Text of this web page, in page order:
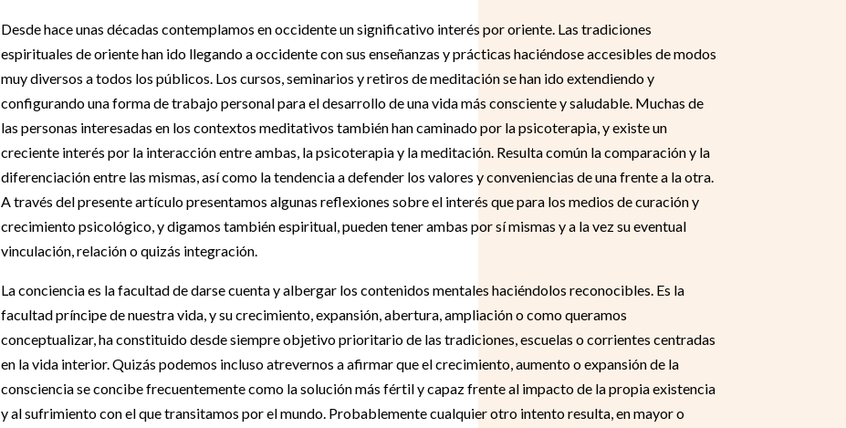
Desde hace unas décadas contemplamos en occidente un significativo interés por oriente. Las tradiciones
espirituales de oriente han ido llegando a occidente con sus enseñanzas y prácticas haciéndose accesibles de modos
muy diversos a todos los públicos. Los cursos, seminarios y retiros de meditación se han ido extendiendo y
configurando una forma de trabajo personal para el desarrollo de una vida más consciente y saludable. Muchas de
las personas interesadas en los contextos meditativos también han caminado por la psicoterapia, y existe un
creciente interés por la interacción entre ambas, la psicoterapia y la meditación. Resulta común la comparación y la
diferenciación entre las mismas, así como la tendencia a defender los valores y conveniencias de una frente a la otra.
A través del presente artículo presentamos algunas reflexiones sobre el interés que para los medios de curación y
crecimiento psicológico, y digamos también espiritual, pueden tener ambas por sí mismas y a la vez su eventual
vinculación, relación o quizás integración.
La conciencia es la facultad de darse cuenta y albergar los contenidos mentales haciéndolos reconocibles. Es la
facultad príncipe de nuestra vida, y su crecimiento, expansión, abertura, ampliación o como queramos
conceptualizar, ha constituido desde siempre objetivo prioritario de las tradiciones, escuelas o corrientes centradas
en la vida interior. Quizás podemos incluso atrevernos a afirmar que el crecimiento, aumento o expansión de la
consciencia se concibe frecuentemente como la solución más fértil y capaz frente al impacto de la propia existencia
y al sufrimiento con el que transitamos por el mundo. Probablemente cualquier otro intento resulta, en mayor o